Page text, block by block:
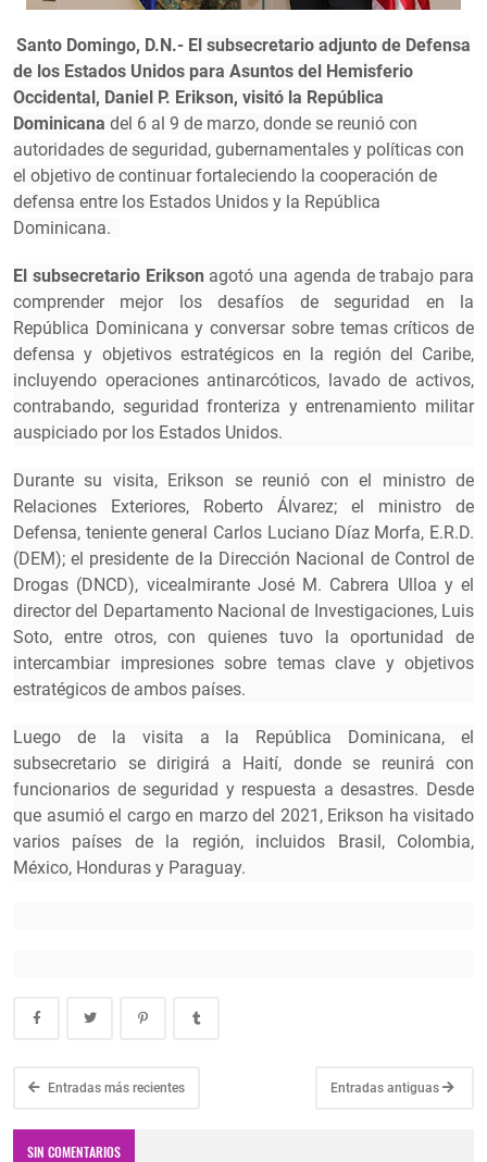
Santo Domingo, D.N.- El subsecretario adjunto de Defensa
de los Estados Unidos para Asuntos del Hemisferio
Occidental, Daniel P. Erikson, visitó la República
Dominicana del 6 al 9 de marzo, donde se reunió con
autoridades de seguridad, gubernamentales y políticas con
el objetivo de continuar fortaleciendo la cooperación de
defensa entre los Estados Unidos y la República
Dominicana.
El subsecretario Erikson agotó una agenda de trabajo para
comprender mejor los desafíos de seguridad en la
República Dominicana y conversar sobre temas críticos de
defensa y objetivos estratégicos en la región del Caribe,
incluyendo operaciones antinarcóticos, lavado de activos,
contrabando, seguridad fronteriza y entrenamiento militar
auspiciado por los Estados Unidos.
Durante su visita, Erikson se reunió con el ministro de
Relaciones Exteriores, Roberto Álvarez; el ministro de
Defensa, teniente general Carlos Luciano Díaz Morfa, E.R.D.
(DEM); el presidente de la Dirección Nacional de Control de
Drogas (DNCD), vicealmirante José M. Cabrera Ulloa y el
director del Departamento Nacional de Investigaciones, Luis
Soto, entre otros, con quienes tuvo la oportunidad de
intercambiar impresiones sobre temas clave y objetivos
estratégicos de ambos países.
Luego de la visita a la República Dominicana, el
subsecretario se dirigirá a Haití, donde se reunirá con
funcionarios de seguridad y respuesta a desastres. Desde
que asumió el cargo en marzo del 2021, Erikson ha visitado
varios países de la región, incluidos Brasil, Colombia,
México, Honduras y Paraguay.
Entradas más recientes Entradas antiguas
SIN COMENTARIOS